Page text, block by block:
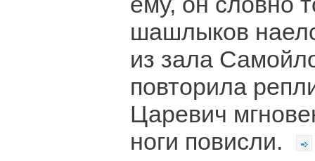
шашлыков
из зала
повторила
Царевич
ноги повисли.